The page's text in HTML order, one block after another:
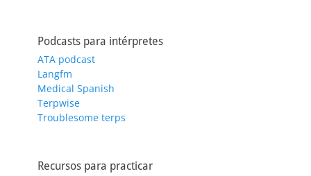
Podcasts para intérpretes
ATA podcast
Langfm
Medical Spanish
Terpwise
Troublesome terps
Recursos para practicar